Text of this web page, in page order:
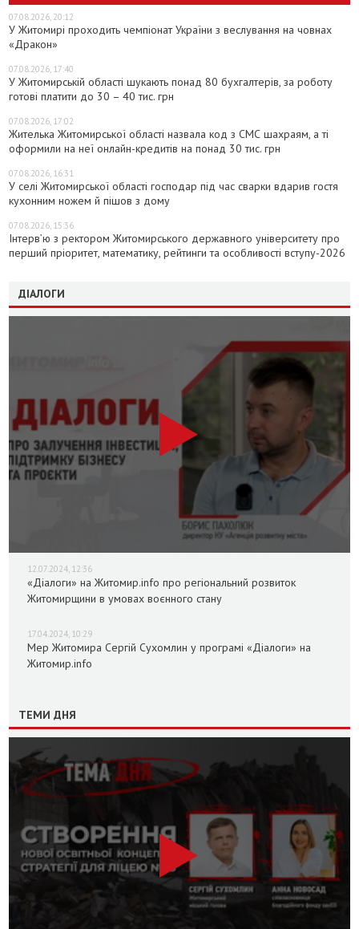
07.08.2026, 20:12
У Житомирі проходить чемпіонат України з веслування на човнах
«Дракон»
07.08.2026, 17:40
У Житомирській області шукають понад 80 бухгалтерів, за роботу
готові платити до 30 – 40 тис. грн
07.08.2026, 17:02
Жителька Житомирської області назвала код з СМС шахраям, а ті
оформили на неї онлайн-кредитів на понад 30 тис. грн
07.08.2026, 16:31
У селі Житомирської області господар під час сварки вдарив гостя
кухонним ножем й пішов з дому
07.08.2026, 15:36
Інтерв’ю з ректором Житомирського державного університету про
перший пріоритет, математику, рейтинги та особливості вступу-2026
ДІАЛОГИ
12.07.2024, 12:36
«Діалоги» на Житомир.info про регіональний розвиток
Житомирщини в умовах воєнного стану
17.04.2024, 10:29
Мер Житомира Сергій Сухомлин у програмі «Діалоги» на
Житомир.info
ТЕМИ ДНЯ